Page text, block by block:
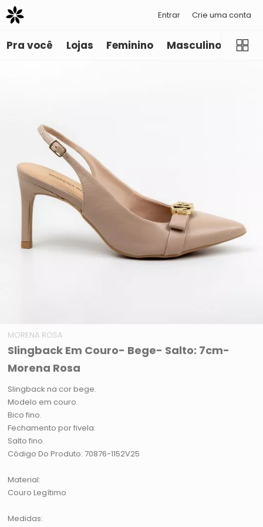
Entrar Crie uma conta
Pra você Lojas Feminino Masculino
MORENA ROSA
Slingback Em Couro- Bege- Salto: 7cm-
Morena Rosa
Slingback na cor bege.
Modelo em couro.
Bico fino.
Fechamento por fivela.
Salto fino.
Código Do Produto: 70876-1152V25
Material:
Couro Legítimo
Medidas: